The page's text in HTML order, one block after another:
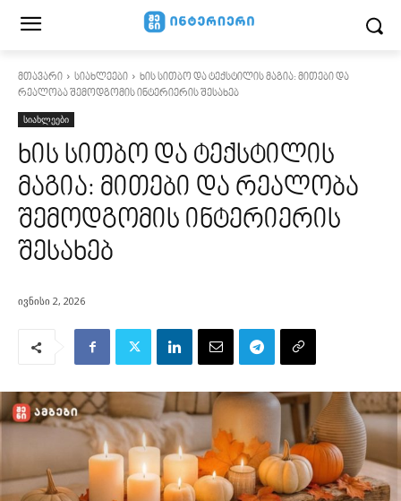
მთავარი სიახლეები
ხის სითბო და ტექსტილის მაგია: მითები და
რეალობა შემოდგომის ინტერიერის შესახებ
სიახლეები
ხის სითბო და ტექსტილის
მაგია: მითები და რეალობა
შემოდგომის ინტერიერის
შესახებ
ივნისი 2, 2026